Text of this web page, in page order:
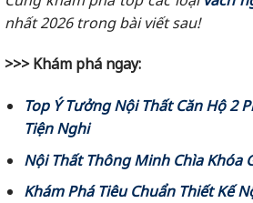
nhất 2026 trong bài viết sau!
>>> Khám phá ngay:
Top Ý Tưởng Nội Thất Căn Hộ 2
Tiện Nghi
Nội Thất Thông Minh Chìa Khóa
Khám Phá Tiêu Chuẩn Thiết Kế